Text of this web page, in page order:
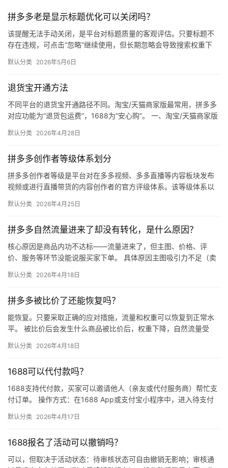
媒
体
社
拼多多老是显示标题优化可以关闭吗？
该提醒无法手动关闭，是平台对标题质量的客观评估。只要标题不
存在违规，可点击“忽略”继续使用，但长期忽略会导致搜索权重下
默认分类 2026年5月6日
退货宝开通方法
不同平台的退货宝开通路径不同。淘宝/天猫商家版最常用，拼多多
对应功能为“退货包运费”，1688为“安心购”。 一、淘宝/天猫商家版
默认分类 2026年4月28日
拼多多创作者等级体系划分
拼多多创作者等级是平台对在多多视频、多多直播等内容板块发布
视频或进行直播带货的内容创作者的官方评级体系。该等级体系以
同等级…
默认分类 2026年4月25日
拼多多自然流量进来了却没有转化，是什么原因？
核心原因是商品内功不达标——流量进来了，但主图、价格、评
价、服务等环节没能说服买家下单。 具体原因主图吸引力不足（卖
评少、…
默认分类 2026年4月18日
拼多多被比价了还能恢复吗？
能恢复。只要采取正确的应对措施，流量和权重可以恢复到正常水
平。 被比价后会发生什么商品被比价后，权重下降，自然流量受
网价格…
默认分类 2026年4月18日
1688可以代付款吗？
1688支持代付款，买家可以邀请他人（亲友或代付服务商）帮忙支
付订单。 操作方式：在1688 App或支付宝小程序中，进入待支付
默认分类 2026年4月17日
1688报名了活动可以撤销吗？
可以，但取决于活动状态：待审核状态可自由撤销无影响；审核通